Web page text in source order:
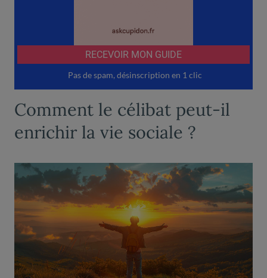
Comment le célibat peut-il
enrichir la vie sociale ?